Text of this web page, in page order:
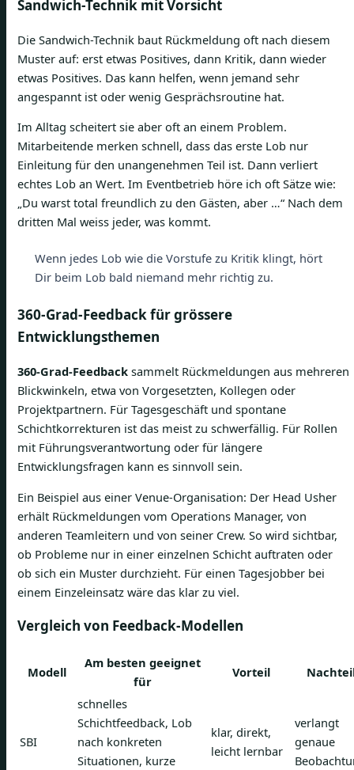
Sandwich-Technik mit Vorsicht
Die Sandwich-Technik baut Rückmeldung oft nach diesem
Muster auf: erst etwas Positives, dann Kritik, dann wieder
etwas Positives. Das kann helfen, wenn jemand sehr
angespannt ist oder wenig Gesprächsroutine hat.
Im Alltag scheitert sie aber oft an einem Problem.
Mitarbeitende merken schnell, dass das erste Lob nur
Einleitung für den unangenehmen Teil ist. Dann verliert
echtes Lob an Wert. Im Eventbetrieb höre ich oft Sätze wie:
„Du warst total freundlich zu den Gästen, aber …“ Nach dem
dritten Mal weiss jeder, was kommt.
Wenn jedes Lob wie die Vorstufe zu Kritik klingt, hört
Dir beim Lob bald niemand mehr richtig zu.
360-Grad-Feedback für grössere
Entwicklungsthemen
360-Grad-Feedback sammelt Rückmeldungen aus mehreren
Blickwinkeln, etwa von Vorgesetzten, Kollegen oder
Projektpartnern. Für Tagesgeschäft und spontane
Schichtkorrekturen ist das meist zu schwerfällig. Für Rollen
mit Führungsverantwortung oder für längere
Entwicklungsfragen kann es sinnvoll sein.
Ein Beispiel aus einer Venue-Organisation: Der Head Usher
erhält Rückmeldungen vom Operations Manager, von
anderen Teamleitern und von seiner Crew. So wird sichtbar,
ob Probleme nur in einer einzelnen Schicht auftraten oder
ob sich ein Muster durchzieht. Für einen Tagesjobber bei
einem Einzeleinsatz wäre das klar zu viel.
Vergleich von Feedback-Modellen
Modell
Am besten geeignet
für
Vorteil
SBI
schnelles
Schichtfeedback, Lob
nach konkreten
Situationen, kurze
klar, direkt,
leicht lernbar
verlangt
genaue